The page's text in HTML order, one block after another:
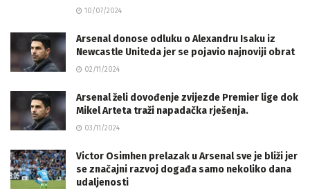
10/07/2024
Arsenal donose odluku o Alexandru Isaku iz
Newcastle Uniteda jer se pojavio najnoviji obrat
02/11/2024
Arsenal želi dovođenje zvijezde Premier lige dok
Mikel Arteta traži napadačka rješenja.
03/11/2024
Victor Osimhen prelazak u Arsenal sve je bliži jer
se značajni razvoj događa samo nekoliko dana
udaljenosti